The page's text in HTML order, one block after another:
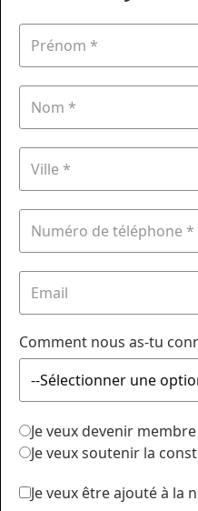
Comment nous as-tu
Je veux devenir membre
Je veux soutenir la
Je veux être ajouté à la